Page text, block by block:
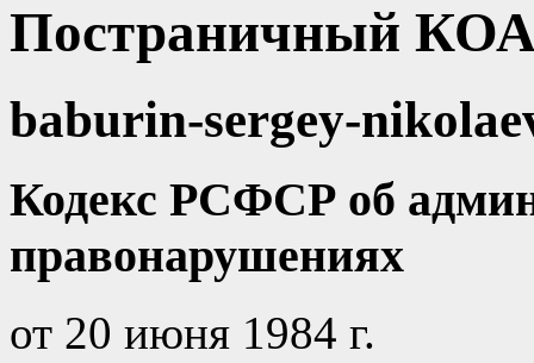
Постраничный
baburin-sergey-
Кодекс РСФСР об
правонарушениях
от 20 июня 1984 г.